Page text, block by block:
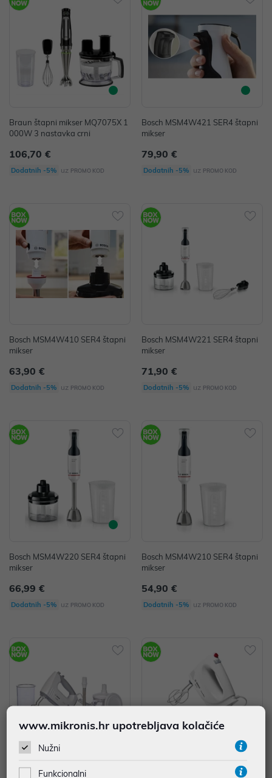
Braun štapni mikser MQ7075X 1
000W 3 nastavka crni
106,70 €
Dodatnih -5% uz PROMO KOD
Bosch MSM4W421 SER4 štapni
mikser
79,90 €
Dodatnih -5% uz PROMO KOD
Bosch MSM4W410 SER4 štapni
mikser
63,90 €
Dodatnih -5% uz PROMO KOD
Bosch MSM4W221 SER4 štapni
mikser
71,90 €
Dodatnih -5% uz PROMO KOD
Bosch MSM4W220 SER4 štapni
mikser
66,99 €
Dodatnih -5% uz PROMO KOD
Bosch MSM4W210 SER4 štapni
mikser
54,90 €
Dodatnih -5% uz PROMO KOD
Bosch MFQ36480 ručni mikser Bosch MFQ3030 ručni mikser
www.mikronis.hr upotrebljava kolačiće
Nužni
Funkcionalni